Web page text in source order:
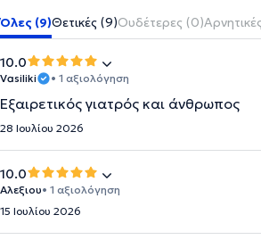
Όλες (9)Θετικές (9)Ουδέτερες (0)
10.0
Vasiliki • 1 αξιολόγηση
Εξαιρετικός γιατρός και άνθρωπος
28 Ιουλίου 2026
10.0
Αλεξιου• 1 αξιολόγηση
15 Ιουλίου 2026